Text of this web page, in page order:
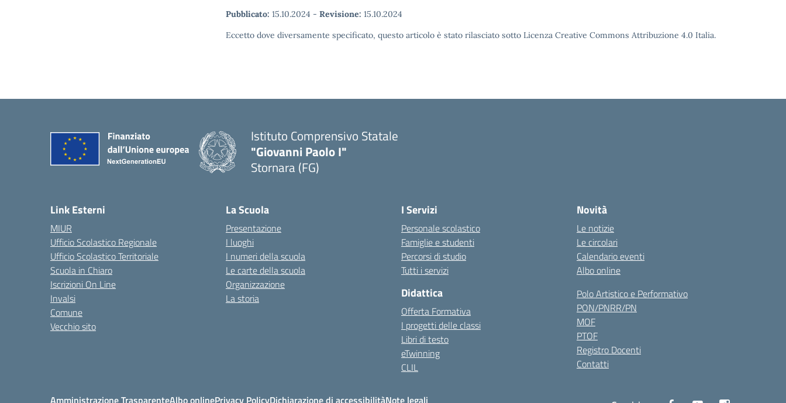
Pubblicato: 15.10.2024 - Revisione: 15.10.2024
Eccetto dove diversamente specificato, questo articolo è stato rilasciato sotto Licenza Creative Commons Attribuzione 4.0 Italia.
Istituto Comprensivo Statale
"Giovanni Paolo I"
Stornara (FG)
Link Esterni
MIUR
Ufficio Scolastico Regionale
Ufficio Scolastico Territoriale
Scuola in Chiaro
Iscrizioni On Line
Invalsi
Comune
Vecchio sito
La Scuola
Presentazione
I luoghi
I numeri della scuola
Le carte della scuola
Organizzazione
La storia
I Servizi
Personale scolastico
Famiglie e studenti
Percorsi di studio
Tutti i servizi
Didattica
Offerta Formativa
I progetti delle classi
Libri di testo
eTwinning
CLIL
Novità
Le notizie
Le circolari
Calendario eventi
Albo online
Polo Artistico e Performativo
PON/PNRR/PN
MOF
PTOF
Registro Docenti
Contatti
Amministrazione TrasparenteAlbo onlinePrivacy PolicyDichiarazione di accessibilitàNote legali